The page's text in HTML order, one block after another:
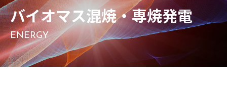
バイオマス混焼・専焼発電
ENERGY